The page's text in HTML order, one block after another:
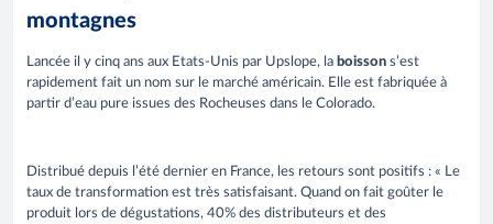
montagnes
Lancée il y cinq ans aux Etats-Unis par Upslope, la boisson s’est
rapidement fait un nom sur le marché américain. Elle est fabriquée à
partir d’eau pure issues des Rocheuses dans le Colorado.
Distribué depuis l’été dernier en France, les retours sont positifs : « Le
taux de transformation est très satisfaisant. Quand on fait goûter le
produit lors de dégustations, 40% des distributeurs et des